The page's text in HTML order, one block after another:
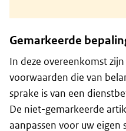
Gemarkeerde
In deze overeenkomst
voorwaarden die van
sprake is van een
De niet-gemarkeerde
aanpassen voor uw eigen